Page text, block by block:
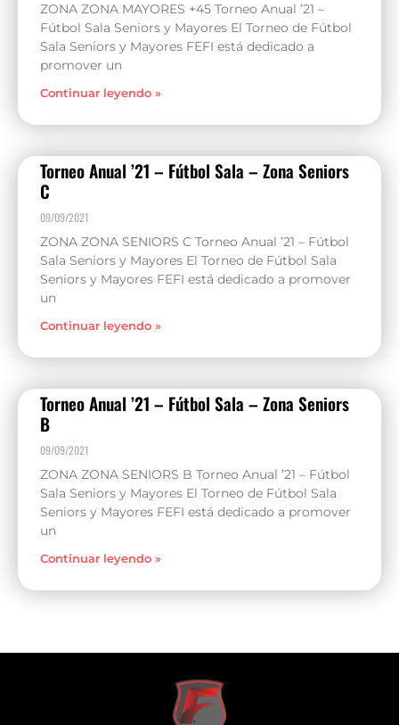
ZONA ZONA MAYORES +45 Torneo Anual ’21 –
Fútbol Sala Seniors y Mayores El Torneo de Fútbol
Sala Seniors y Mayores FEFI está dedicado a
promover un
Continuar leyendo »
Torneo Anual ’21 – Fútbol Sala – Zona Seniors
C
09/09/2021
ZONA ZONA SENIORS C Torneo Anual ’21 – Fútbol
Sala Seniors y Mayores El Torneo de Fútbol Sala
Seniors y Mayores FEFI está dedicado a promover
un
Continuar leyendo »
Torneo Anual ’21 – Fútbol Sala – Zona Seniors
B
09/09/2021
ZONA ZONA SENIORS B Torneo Anual ’21 – Fútbol
Sala Seniors y Mayores El Torneo de Fútbol Sala
Seniors y Mayores FEFI está dedicado a promover
un
Continuar leyendo »